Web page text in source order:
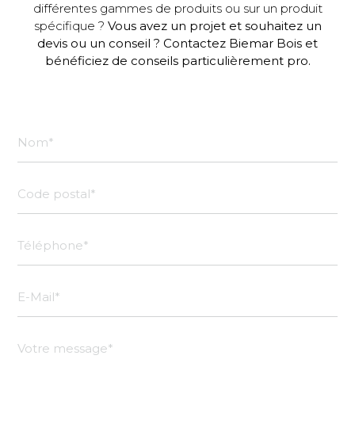
différentes gammes de produits ou sur un produit
spécifique ? Vous avez un projet et souhaitez un
devis ou un conseil ? Contactez Biemar Bois et
bénéficiez de conseils particulièrement pro.